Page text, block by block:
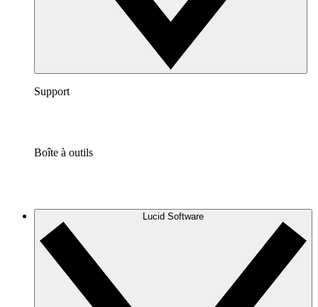
Support
Boîte à outils
Lucid Software